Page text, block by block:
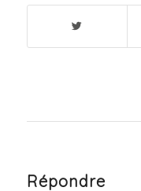
Répondre